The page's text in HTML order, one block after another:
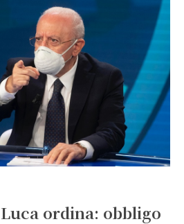
ordina: obbligo